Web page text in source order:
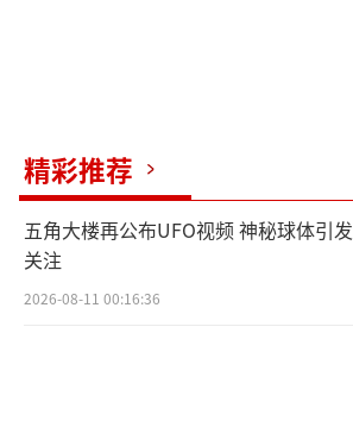
精彩推荐
五角大楼再公布UFO视频 神秘球体引发
关注
2026-08-11 00:16:36